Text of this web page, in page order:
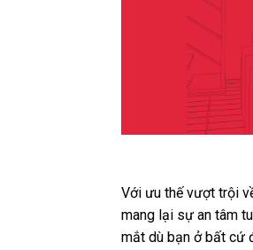
Với ưu thế vượt trội
mang lại sự an tâm
mắt dù bạn ở bất cứ